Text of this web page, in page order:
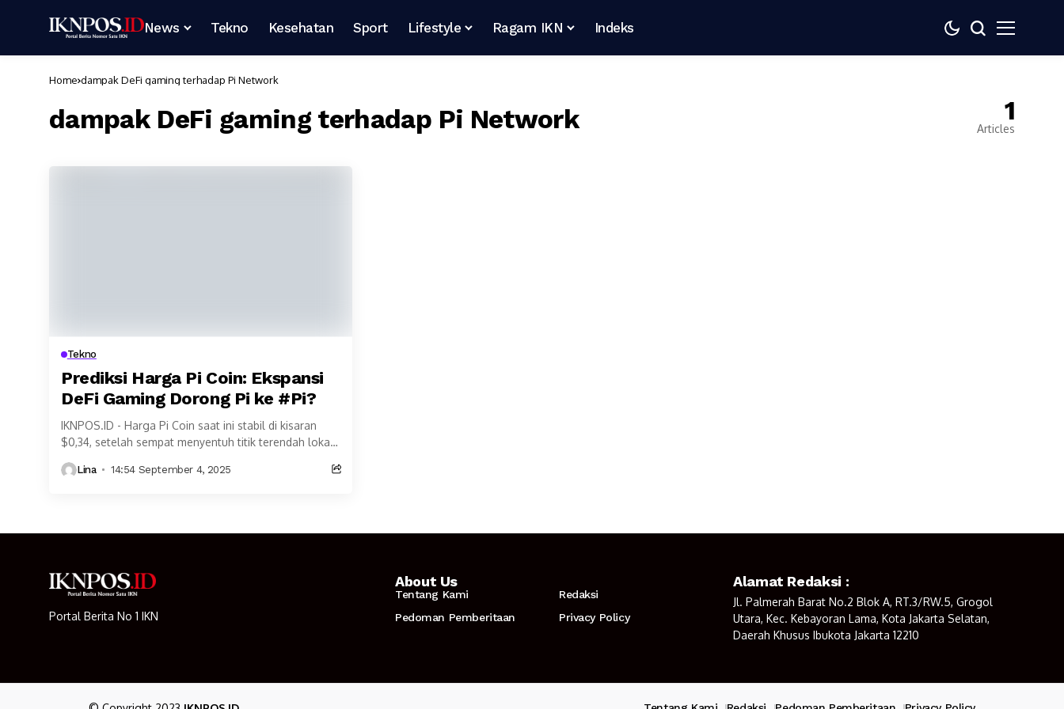
News Tekno Kesehatan Sport Lifestyle Ragam IKN Indeks
Home dampak DeFi gaming terhadap Pi Network
dampak DeFi gaming terhadap Pi Network 1
Articles
Tekno
Prediksi Harga Pi Coin: Ekspansi
DeFi Gaming Dorong Pi ke #Pi?
IKNPOS.ID - Harga Pi Coin saat ini stabil di kisaran
$0,34, setelah sempat menyentuh titik terendah lokal
Lina 14:54 September 4, 2025
Portal Berita No 1 IKN
About Us
Tentang Kami
Redaksi
Pedoman Pemberitaan
Privacy Policy
Alamat Redaksi :
Jl. Palmerah Barat No.2 Blok A, RT.3/RW.5, Grogol
Utara, Kec. Kebayoran Lama, Kota Jakarta Selatan,
Daerah Khusus Ibukota Jakarta 12210